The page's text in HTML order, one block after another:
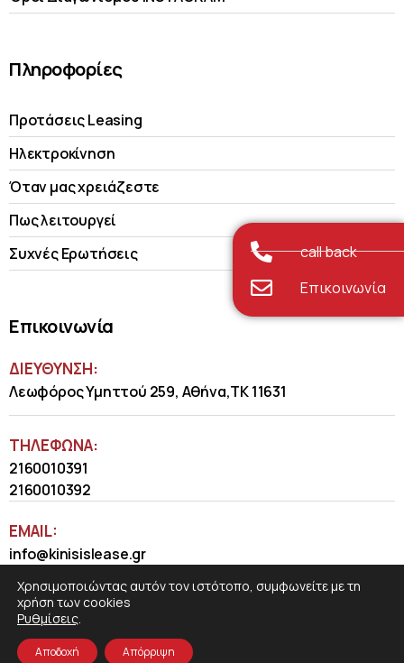
Πληροφορίες
Προτάσεις Leasing
Ηλεκτροκίνηση
Όταν μας χρειάζεστε
Πως λειτουργεί
Συχνές Ερωτήσεις
Επικοινωνία
ΔΙΕΥΘΥΝΣΗ:
Λεωφόρος Υμηττού 259, Αθήνα,ΤΚ 11631
ΤΗΛΈΦΩΝΑ:
2160010391
2160010392
EMAIL:
info@kinisislease.gr
call back
Επικοινωνία
Χρησιμοποιώντας αυτόν τον ιστότοπο, συμφωνείτε με τη
χρήση των cookies
Ρυθμίσεις.
Αποδοχή Απόρριψη